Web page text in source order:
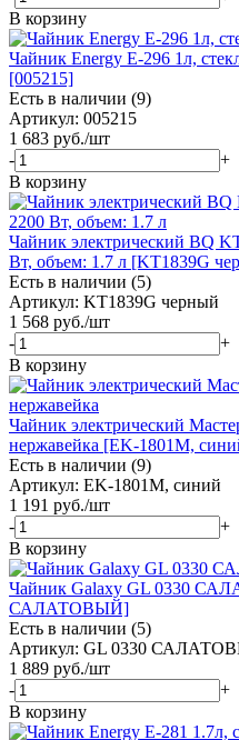
В корзину
Чайник Energy E-296 1л,
[005215]
Есть в наличии (9)
Артикул: 005215
1 683 руб./шт
-
+
В корзину
Чайник электрический BQ
Вт, объем: 1.7 л [KT1839G
Есть в наличии (5)
Артикул: KT1839G черный
1 568 руб./шт
-
+
В корзину
Чайник электрический
нержавейка [EK-1801М,
Есть в наличии (9)
Артикул: EK-1801М, синий
1 191 руб./шт
-
+
В корзину
Чайник Galaxy GL 0330
САЛАТОВЫЙ]
Есть в наличии (5)
Артикул: GL 0330
1 889 руб./шт
-
+
В корзину